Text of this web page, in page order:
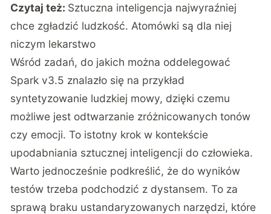
Czytaj też: Sztuczna inteligencja najwyraźniej
chce zgładzić ludzkość. Atomówki są dla niej
niczym lekarstwo
Wśród zadań, do jakich można oddelegować
Spark v3.5 znalazło się na przykład
syntetyzowanie ludzkiej mowy, dzięki czemu
możliwe jest odtwarzanie zróżnicowanych tonów
czy emocji. To istotny krok w kontekście
upodabniania sztucznej inteligencji do człowieka.
Warto jednocześnie podkreślić, że do wyników
testów trzeba podchodzić z dystansem. To za
sprawą braku ustandaryzowanych narzędzi, które